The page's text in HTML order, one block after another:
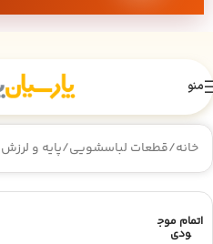
منو
خانه/قطعات لباسشویی/پایه و
اتمام موج
ودی